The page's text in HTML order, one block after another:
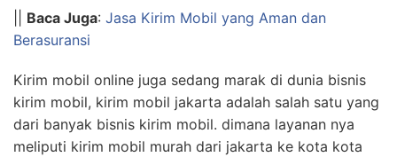
Baca Juga: Jasa Kirim Mobil yang Aman dan
Berasuransi
Kirim mobil online juga sedang marak di dunia bisnis
kirim mobil, kirim mobil jakarta adalah salah satu yang
dari banyak bisnis kirim mobil. dimana layanan nya
meliputi kirim mobil murah dari jakarta ke kota kota